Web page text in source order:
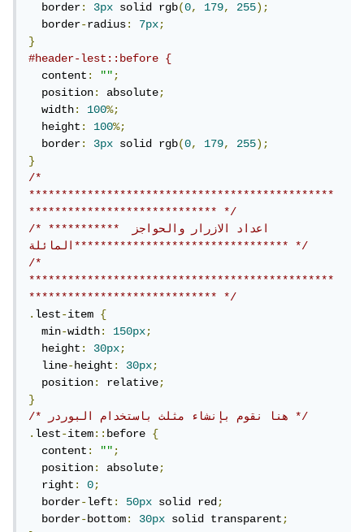
  border
: 3px solid rgb(0, 179, 255);
  border
-radius: 7px;
}
#header-lest::before {
  content
: "";
  position
: absolute;
  width
: 100%;
  height
: 100%;
  border
: 3px solid rgb(0, 179, 255);
}
/*
***********************************************
***************************** */
/* *********** اعداد الازرار والحواجز
المائلة********************************* */
/*
***********************************************
***************************** */
.lest-item {
  min
-width: 150px;
  height
: 30px;
  line
-height: 30px;
  position
: relative;
}
/* هنا نقوم بإنشاء مثلث باستخدام البوردر */
.lest-item::before {
  content
: "";
  position
: absolute;
  right
: 0;
  border
-left: 50px solid red;
  border
-bottom: 30px solid transparent;